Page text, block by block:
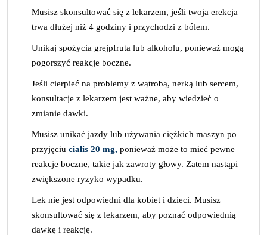
Musisz skonsultować się z lekarzem, jeśli twoja erekcja
trwa dłużej niż 4 godziny i przychodzi z bólem.
Unikaj spożycia grejpfruta lub alkoholu, ponieważ mogą
pogorszyć reakcje boczne.
Jeśli cierpieć na problemy z wątrobą, nerką lub sercem,
konsultacje z lekarzem jest ważne, aby wiedzieć o
zmianie dawki.
Musisz unikać jazdy lub używania ciężkich maszyn po
przyjęciu cialis 20 mg, ponieważ może to mieć pewne
reakcje boczne, takie jak zawroty głowy. Zatem nastąpi
zwiększone ryzyko wypadku.
Lek nie jest odpowiedni dla kobiet i dzieci. Musisz
skonsultować się z lekarzem, aby poznać odpowiednią
dawkę i reakcję.